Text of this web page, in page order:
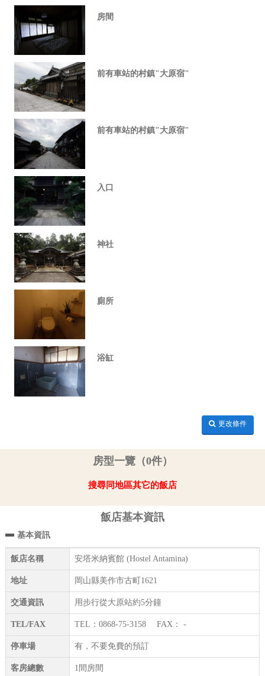
房間
前有車站的村鎮"大原宿"
前有車站的村鎮"大原宿"
入口
神社
廁所
浴缸
更改條件
房型一覽（0件）
搜尋同地區其它的飯店
飯店基本資訊
基本資訊
飯店名稱 安塔米納賓館 (Hostel Antamina)
地址 岡山縣美作市古町1621
交通資訊 用步行從大原站約5分鐘
TEL/FAX TEL：0868-75-3158 FAX： -
停車場 有，不要免費的預訂
客房總數 1間房間